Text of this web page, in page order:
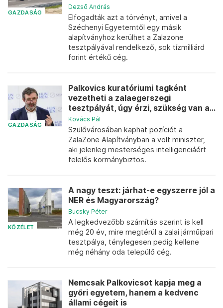
GAZDASÁG
Dezső András
Elfogadták azt a törvényt, amivel a
Széchenyi Egyetemtől egy másik
alapítványhoz kerülhet a Zalazone
tesztpályával rendelkező, sok tízmilliárd
forint értékű cég.
GAZDASÁG
Palkovics kuratóriumi tagként
vezetheti a zalaegerszegi
tesztpályát, úgy érzi, szükség van a...
Kovács Pál
Szülővárosában kaphat pozíciót a
ZalaZone Alapítványban a volt miniszter,
aki jelenleg mesterséges intelligenciáért
felelős kormánybiztos.
KÖZÉLET
A nagy teszt: járhat-e egyszerre jól a
NER és Magyarország?
Bucsky Péter
A legkedvezőbb számítás szerint is kell
még 20 év, mire megtérül a zalai járműipari
tesztpálya, ténylegesen pedig kellene
még néhány oda települő cég.
Nemcsak Palkovicsot kapja meg a
győri egyetem, hanem a kedvenc
állami cégeit is